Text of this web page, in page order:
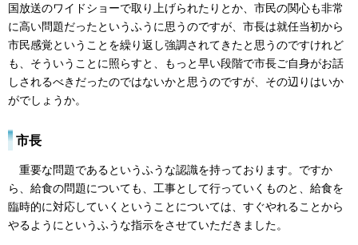
国放送のワイドショーで取り上げられたりとか、市民の関心も非常
に高い問題だったというふうに思うのですが、市長は就任当初から
市民感覚ということを繰り返し強調されてきたと思うのですけれど
も、そういうことに照らすと、もっと早い段階で市長ご自身がお話
しされるべきだったのではないかと思うのですが、その辺りはいか
がでしょうか。
市長
重要な問題であるというふうな認識を持っております。ですか
ら、給食の問題についても、工事として行っていくものと、給食を
臨時的に対応していくということについては、すぐやれることから
やるようにというふうな指示をさせていただきました。